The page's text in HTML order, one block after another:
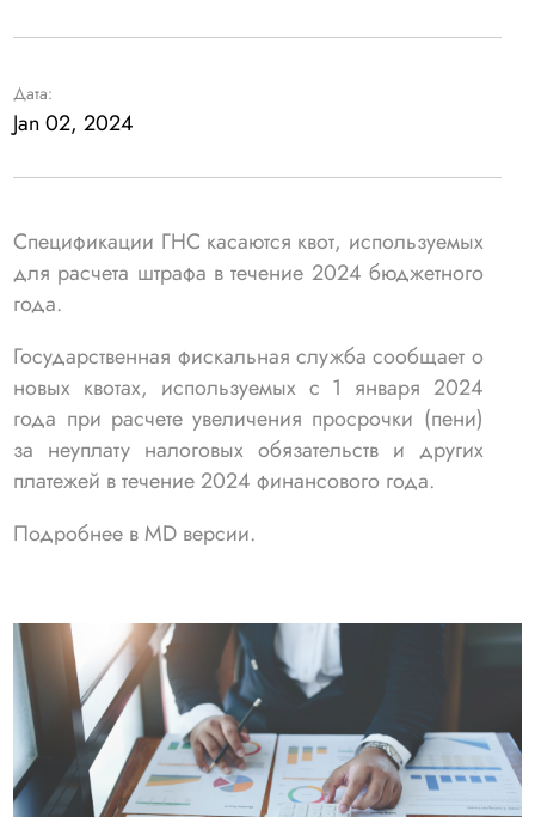
Дата:
Jan 02, 2024
Спецификации ГНС касаются квот, используемых
для расчета штрафа в течение 2024 бюджетного
года.
Государственная фискальная служба сообщает о
новых квотах, используемых с 1 января 2024
года при расчете увеличения просрочки (пени)
за неуплату налоговых обязательств и других
платежей в течение 2024 финансового года.
Подробнее в MD версии.